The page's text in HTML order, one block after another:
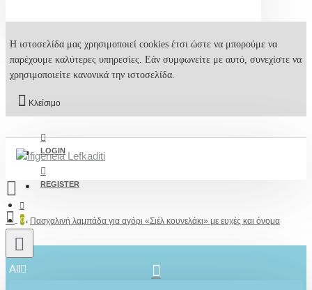
Η ιστοσελίδα μας χρησιμοποιεί cookies έτσι ώστε να μπορούμε να
παρέχουμε καλύτερες υπηρεσίες. Εάν συμφωνείτε με αυτό, συνεχίστε να
χρησιμοποιείτε κανονικά την ιστοσελίδα.
Κλείσιμο
LOGIN
REGISTER
0
All
Πασχαλινή λαμπάδα για αγόρι «Σιέλ κουνελάκι» με ευχές και όνομα